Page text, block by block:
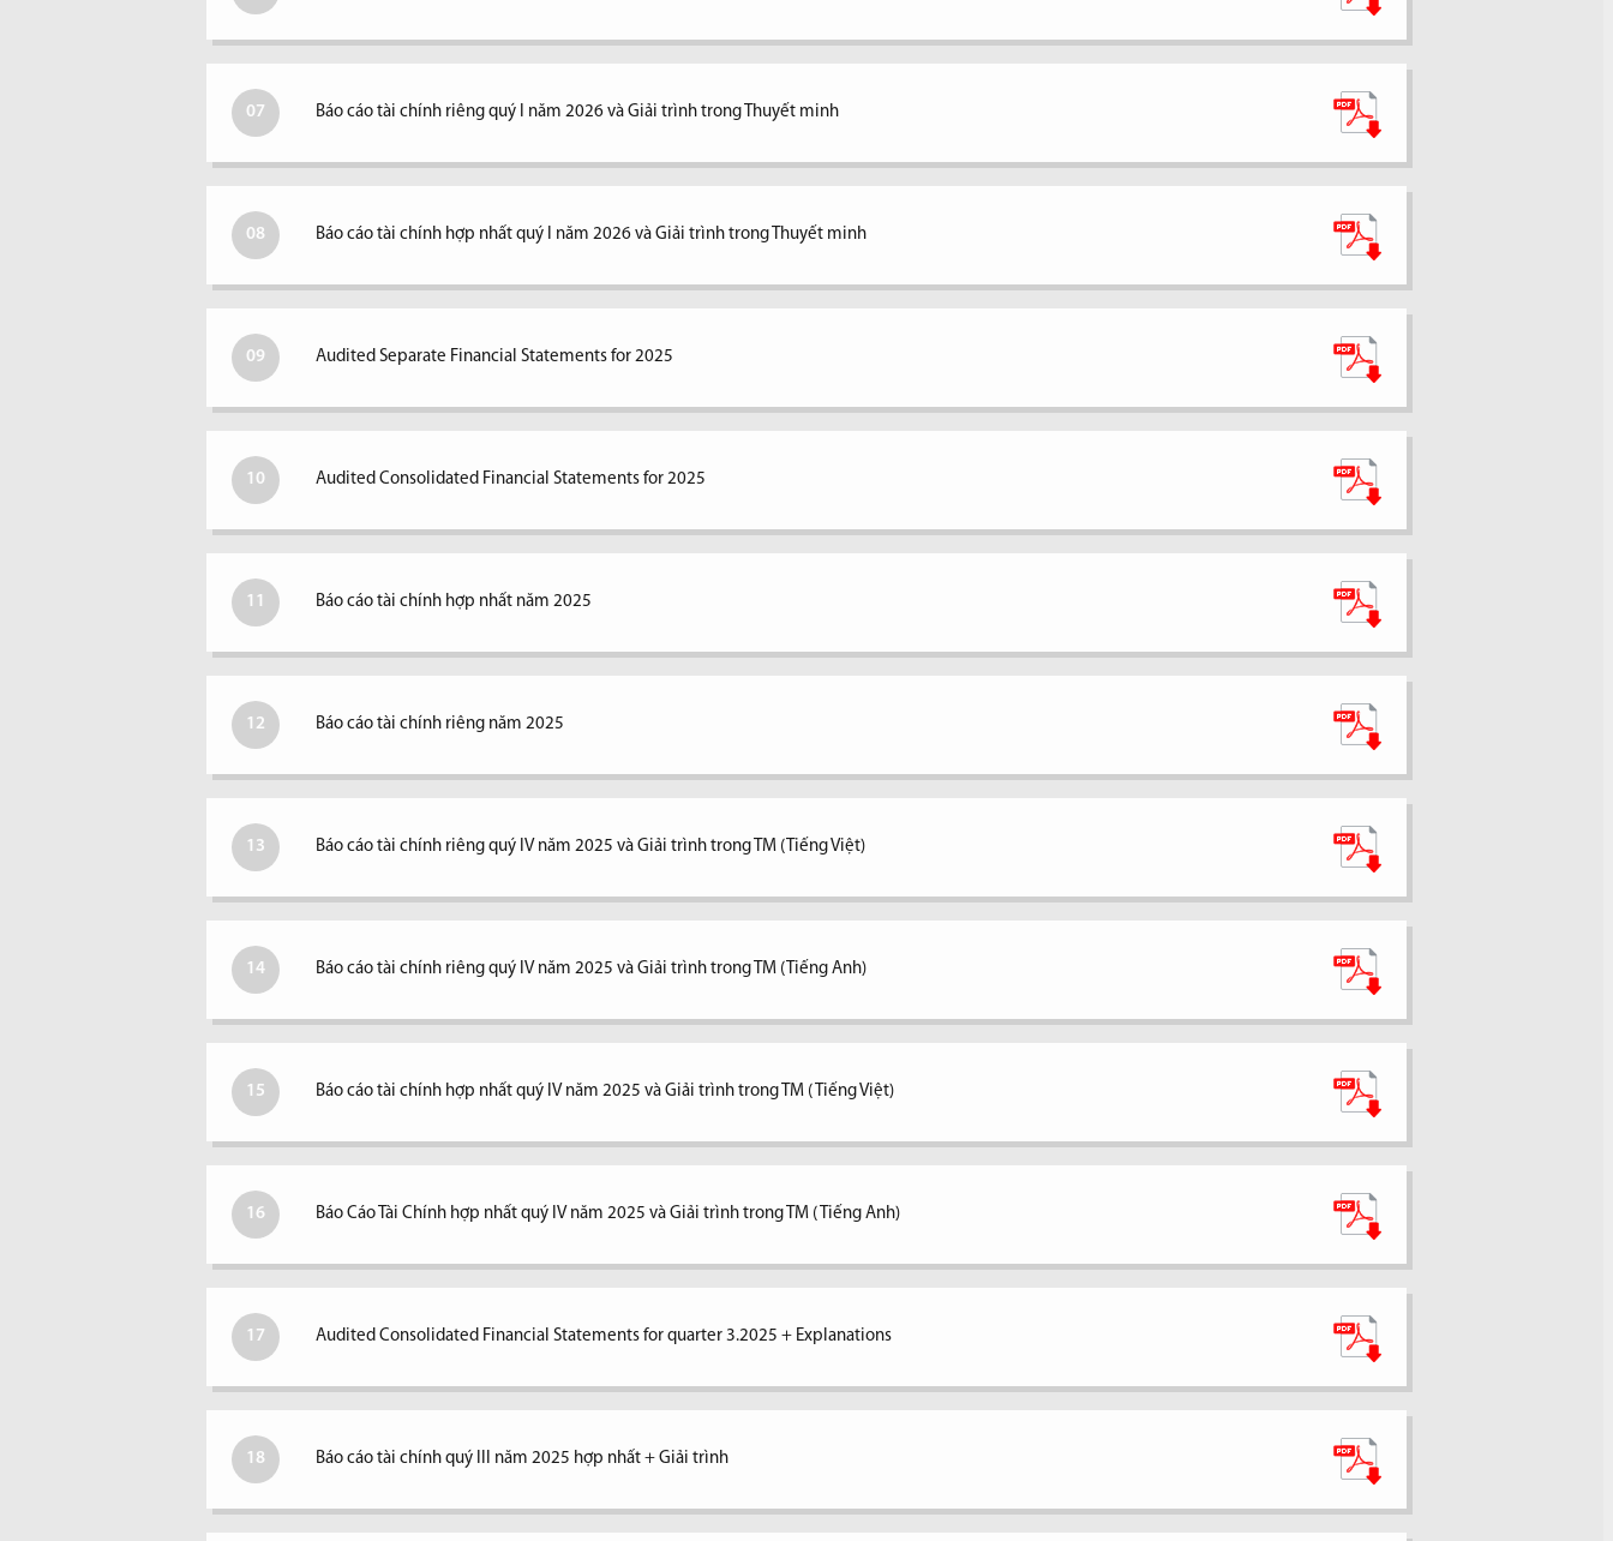
07 Báo cáo tài chính riêng quý I năm 2026 và Giải trình trong Thuyết minh
08 Báo cáo tài chính hợp nhất quý I năm 2026 và Giải trình trong Thuyết minh
09 Audited Separate Financial Statements for 2025
10 Audited Consolidated Financial Statements for 2025
11 Báo cáo tài chính hợp nhất năm 2025
12 Báo cáo tài chính riêng năm 2025
13 Báo cáo tài chính riêng quý IV năm 2025 và Giải trình trong TM (Tiếng Việt)
14 Báo cáo tài chính riêng quý IV năm 2025 và Giải trình trong TM (Tiếng Anh)
15 Báo cáo tài chính hợp nhất quý IV năm 2025 và Giải trình trong TM ( Tiếng Việt)
16 Báo Cáo Tài Chính hợp nhất quý IV năm 2025 và Giải trình trong TM ( Tiếng Anh)
17 Audited Consolidated Financial Statements for quarter 3.2025 + Explanations
18 Báo cáo tài chính quý III năm 2025 hợp nhất + Giải trình